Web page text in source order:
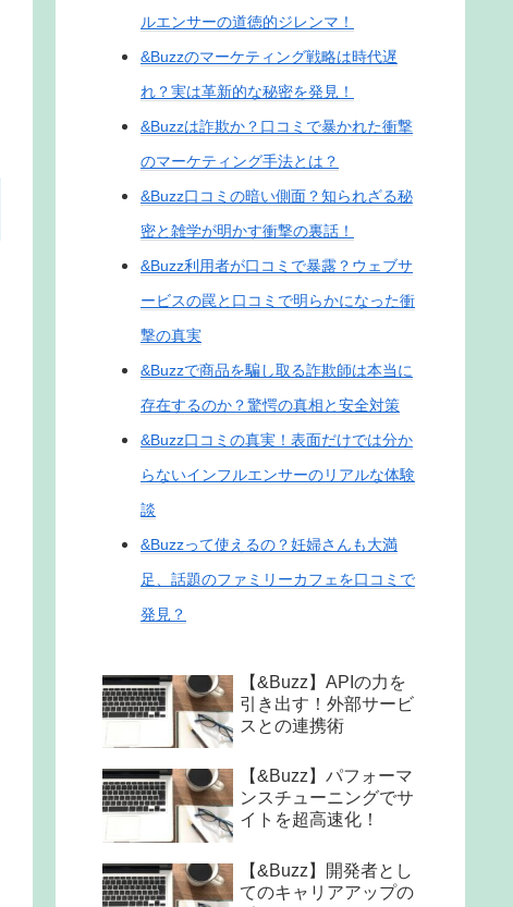
ルエンサーの道徳的ジレンマ！
&Buzzのマーケティング戦略は時代遅
れ？実は革新的な秘密を発見！
&Buzzは詐欺か？口コミで暴かれた衝撃
のマーケティング手法とは？
&Buzz口コミの暗い側面？知られざる秘
密と雑学が明かす衝撃の裏話！
&Buzz利用者が口コミで暴露？ウェブサ
ービスの罠と口コミで明らかになった衝
撃の真実
&Buzzで商品を騙し取る詐欺師は本当に
存在するのか？驚愕の真相と安全対策
&Buzz口コミの真実！表面だけでは分か
らないインフルエンサーのリアルな体験
談
&Buzzって使えるの？妊婦さんも大満
足、話題のファミリーカフェを口コミで
発見？
【&Buzz】APIの力を
引き出す！外部サービ
スとの連携術
【&Buzz】パフォーマ
ンスチューニングでサ
イトを超高速化！
【&Buzz】開発者とし
てのキャリアアップの